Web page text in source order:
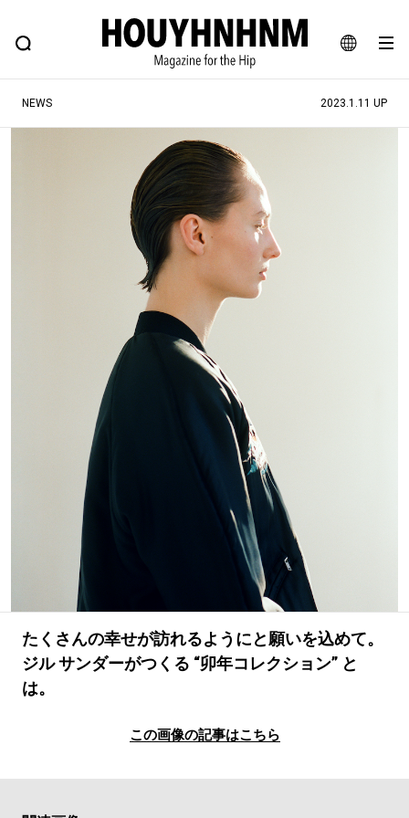
JA
EN
FEATURE BLOG SNAP
ヒップなファッション、カルチャー、ライフスタイルWEBマガジン
#SHOPPING ADDICT #憧れの逸品
#ESSENTIAL DESIGNS #古着サミット
#NEW VINTAGE #マイナーグッド図鑑
#路地裏てぃーん。 #MONTHLY JOURNAL
#GH 銘品の所以 #フイナムのYouTube
#Commune H #FOCUS IT
#ととけん #MUSIC
#LIFESTYLE #OUTDOOR
#SPORTS #HANDSOME HANDBOOK
NEWS 2023.1.11 UP
たくさんの幸せが訪れるようにと願いを込めて。
ジル サンダーがつくる “卯年コレクション” と
は。
この画像の記事はこちら